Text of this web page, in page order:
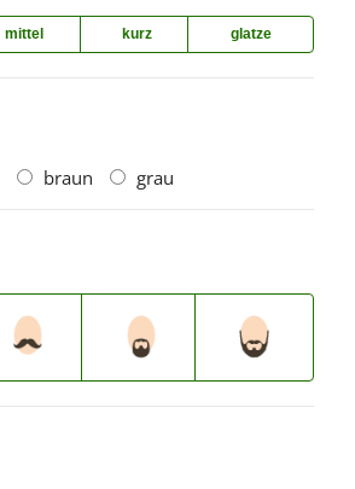
mittel kurz glatze
braun grau